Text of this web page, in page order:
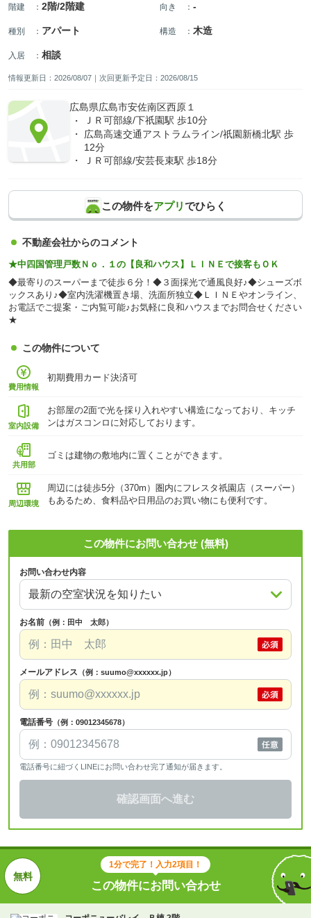
階建 ： 2階/2階建 向き ： -
種別 ： アパート 構造 ： 木造
入居 ： 相談
情報更新日：2026/08/07｜次回更新予定日：2026/08/15
広島県広島市安佐南区西原１
ＪＲ可部線/下祇園駅 歩10分
広島高速交通アストラムライン/祇園新橋北駅 歩
12分
ＪＲ可部線/安芸長束駅 歩18分
この物件をアプリでひらく
不動産会社からのコメント
★中四国管理戸数Ｎｏ．１の【良和ハウス】ＬＩＮＥで接客もＯＫ
◆最寄りのスーパーまで徒歩６分！◆３面採光で通風良好♪◆シューズボ
ックスあり♪◆室内洗濯機置き場、洗面所独立◆ＬＩＮＥやオンライン、
お電話でご提案・ご内覧可能♪お気軽に良和ハウスまでお問合せください
★
この物件について
費用情報
初期費用カード決済可
室内設備
お部屋の2面で光を採り入れやすい構造になっており、キッチ
ンはガスコンロに対応しております。
共用部
ゴミは建物の敷地内に置くことができます。
周辺環境
周辺には徒歩5分（370m）圏内にフレスタ祇園店（スーパー）
もあるため、食料品や日用品のお買い物にも便利です。
この物件にお問い合わせ (無料)
お問い合わせ内容
お名前 （例：田中 太郎）
メールアドレス （例：suumo@xxxxxx.jp）
電話番号 （例：09012345678）
電話番号に紐づくLINEにお問い合わせ完了通知が届きます。
確認画面へ進む
1分で完了！入力2項目！
この物件にお問い合わせ